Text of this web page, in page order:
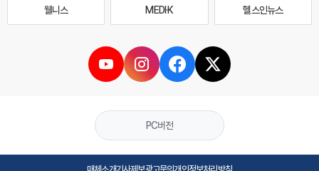
웰니스 MEDI·K 헬스인뉴스
PC버전